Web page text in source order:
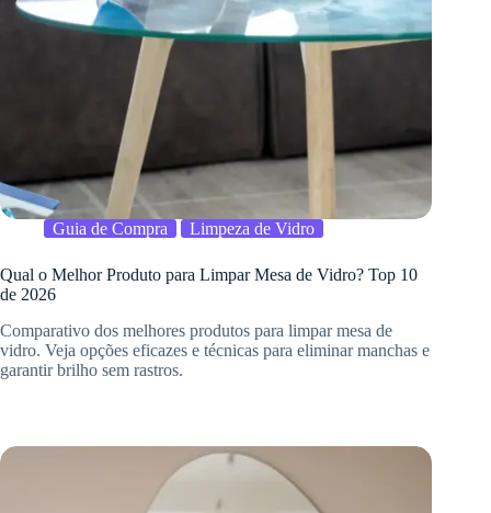
Guia de Compra Limpeza de Vidro
Qual o Melhor Produto para Limpar Mesa de Vidro? Top 10
de 2026
Comparativo dos melhores produtos para limpar mesa de
vidro. Veja opções eficazes e técnicas para eliminar manchas e
garantir brilho sem rastros.